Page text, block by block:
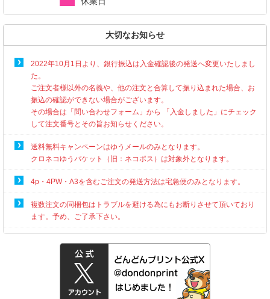
大切なお知らせ
2022年10月1日より、銀行振込は入金確認後の発送へ変更いたしまし
た。
ご注文者様以外の名義や、他の注文と合算して振り込まれた場合、お
振込の確認ができない場合がございます。
その場合は「問い合わせフォーム」から 「入金しました」にチェック
して注文番号とその旨お知らせください。
送料無料キャンペーンはゆうメールのみとなります。
クロネコゆうパケット（旧：ネコポス）は対象外となります。
4p・4PW・A3を含むご注文の発送方法は宅急便のみとなります。
複数注文の同梱包はトラブルを避ける為にもお断りさせて頂いており
ます。予め、ご了承下さい。